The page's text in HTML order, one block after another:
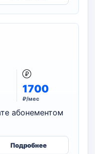
1700
₽/мес
абонементом
Подробнее